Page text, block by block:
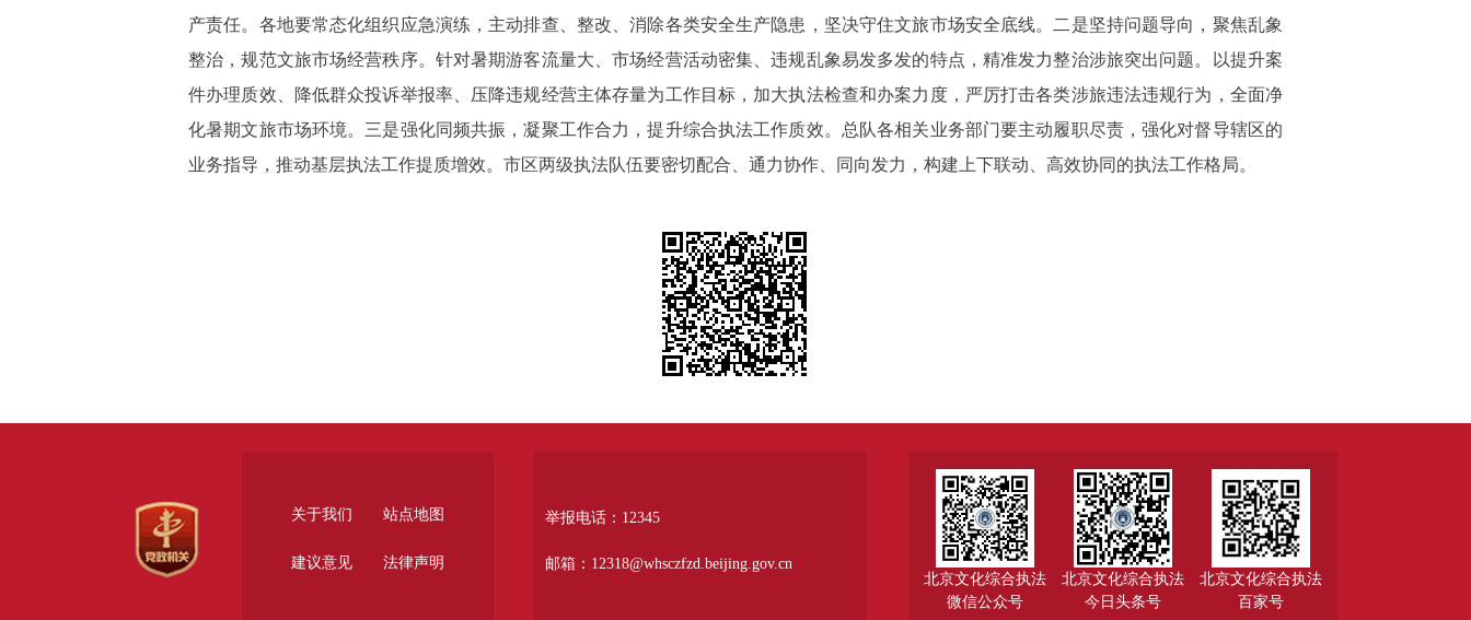
产责任。各地要常态化组织应急演练，主动排查、整改、消除各类安全生产隐患，坚决守住文旅市场安全底线。二是坚持问题导向，聚焦乱象
整治，规范文旅市场经营秩序。针对暑期游客流量大、市场经营活动密集、违规乱象易发多发的特点，精准发力整治涉旅突出问题。以提升案
件办理质效、降低群众投诉举报率、压降违规经营主体存量为工作目标，加大执法检查和办案力度，严厉打击各类涉旅违法违规行为，全面净
化暑期文旅市场环境。三是强化同频共振，凝聚工作合力，提升综合执法工作质效。总队各相关业务部门要主动履职尽责，强化对督导辖区的
业务指导，推动基层执法工作提质增效。市区两级执法队伍要密切配合、通力协作、同向发力，构建上下联动、高效协同的执法工作格局。
关于我们 站点地图
建议意见 法律声明
举报电话：12345
邮箱：12318@whsczfzd.beijing.gov.cn
北京文化综合执法
微信公众号
北京文化综合执法
今日头条号
北京文化综合执法
百家号